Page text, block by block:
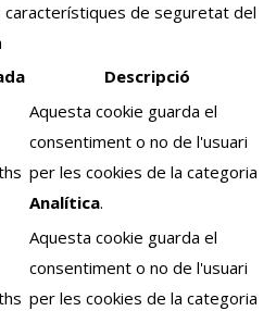
característiques de seguretat del
Descripció
Aquesta cookie guarda el
consentiment o no de l'usuari
per les cookies de la categoria
Analítica.
Aquesta cookie guarda el
consentiment o no de l'usuari
per les cookies de la categoria